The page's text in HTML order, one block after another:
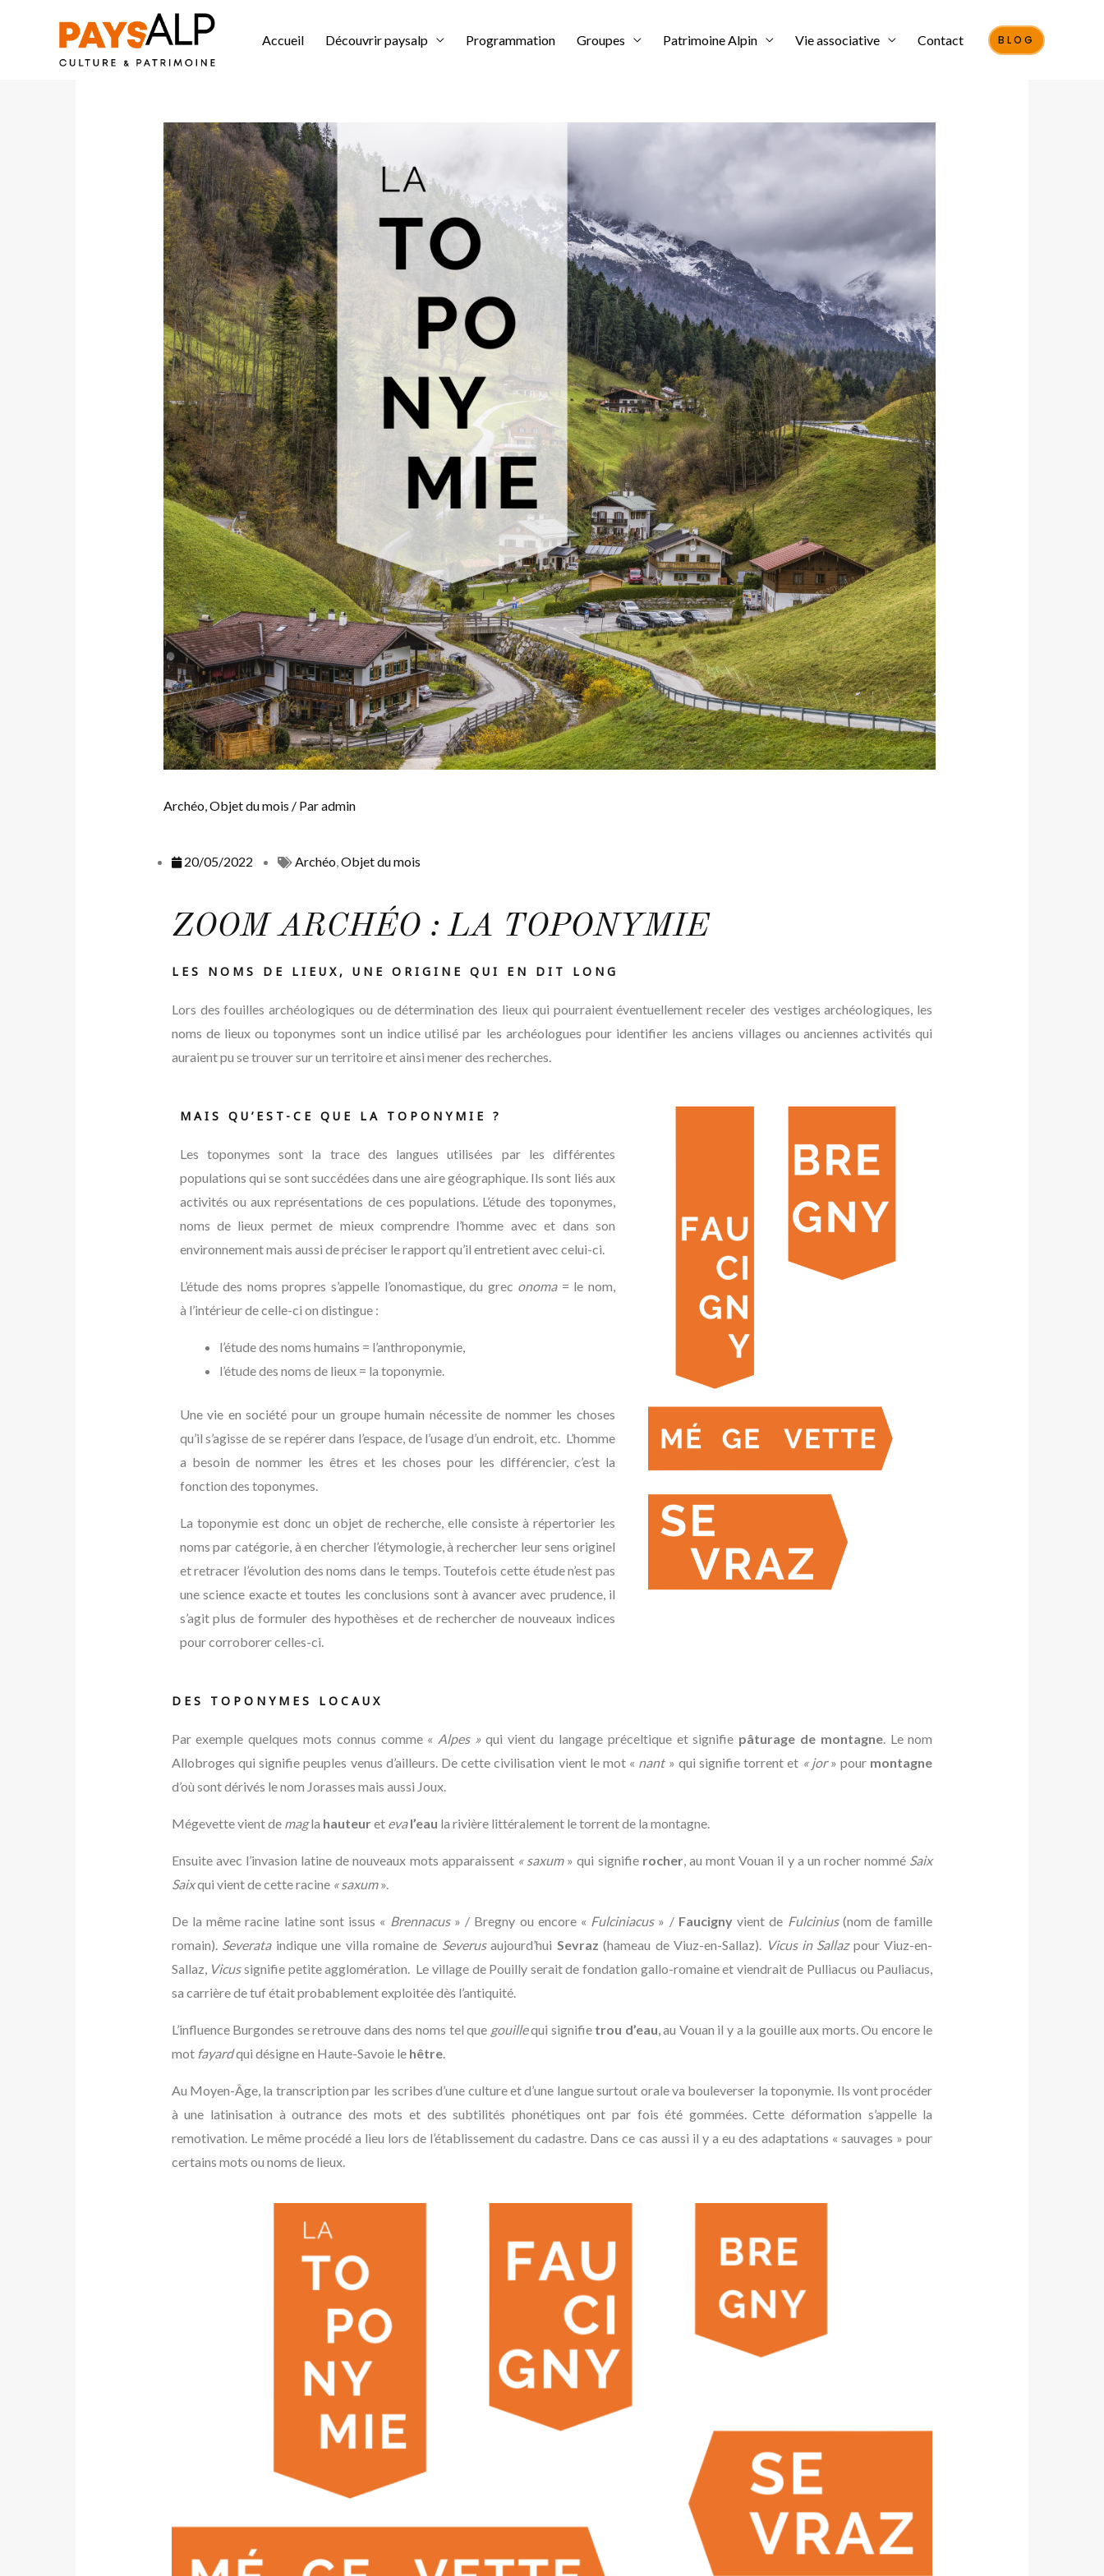
Accueil Découvrir paysalp Programmation Groupes Patrimoine Alpin Vie associative Contact BLOG
Archéo,Objet du mois / Paradmin
20/05/2022 Archéo,Objet du mois
ZOOM ARCHÉO : LA TOPONYMIE
LES NOMS DE LIEUX, UNE ORIGINE QUI EN DIT LONG
Lors des fouilles archéologiques ou de détermination des lieux qui pourraient éventuellement receler des vestiges archéologiques, les
noms de lieux ou toponymes sont un indice utilisé par les archéologues pour identifier les anciens villages ou anciennes activités qui
auraient pu se trouver sur un territoire et ainsi mener des recherches.
MAIS QU’EST-CE QUE LA TOPONYMIE ?
Les toponymes sont la trace des langues utilisées par les différentes
populations qui se sont succédées dans une aire géographique. Ils sont liés aux
activités ou aux représentations de ces populations. L’étude des toponymes,
noms de lieux permet de mieux comprendre l’homme avec et dans son
environnement mais aussi de préciser le rapport qu’il entretient avec celui-ci.
L’étude des noms propres s’appelle l’onomastique, du grec onoma= le nom,
à l’intérieur de celle-ci on distingue :
l’étude des noms humains = l’anthroponymie,
l’étude des noms de lieux = la toponymie.
Une vie en société pour un groupe humain nécessite de nommer les choses
qu’il s’agisse de se repérer dans l’espace, de l’usage d’un endroit, etc. L’homme
a besoin de nommer les êtres et les choses pour les différencier, c’est la
fonction des toponymes.
La toponymie est donc un objet de recherche, elle consiste à répertorier les
noms par catégorie, à en chercher l’étymologie, à rechercher leur sens originel
et retracer l’évolution des noms dans le temps. Toutefois cette étude n’est pas
une science exacte et toutes les conclusions sont à avancer avec prudence, il
s’agit plus de formuler des hypothèses et de rechercher de nouveaux indices
pour corroborer celles-ci.
DES TOPONYMES LOCAUX
Par exemple quelques mots connus comme « Alpes »qui vient du langage préceltique et signifie pâturage de montagne. Le nom
Allobroges qui signifie peuples venus d’ailleurs. De cette civilisation vient le mot « nant» qui signifie torrent et « jor» pour montagne
d’où sont dérivés le nom Jorasses mais aussi Joux.
Mégevette vient de magla hauteuret eva l’eau la rivière littéralement le torrent de la montagne.
Ensuite avec l’invasion latine de nouveaux mots apparaissent « saxum» qui signifierocher, au mont Vouan il y a un rocher nommé Saix
Saixqui vient de cette racine « saxum».
De la même racine latine sont issus « Brennacus» / Bregny ou encore « Fulciniacus» / Faucignyvient de Fulcinius(nom de famille
romain). Severataindique une villa romaine de Severusaujourd’hui Sevraz(hameau de Viuz-en-Sallaz). Vicus in Sallazpour Viuz-en-
Sallaz, Vicussignifie petite agglomération. Le village de Pouilly serait de fondation gallo-romaine et viendrait de Pulliacus ou Pauliacus,
sa carrière de tuf était probablement exploitée dès l’antiquité.
L’influence Burgondes se retrouve dans des noms tel que gouillequi signifie trou d’eau, au Vouan il y a la gouille aux morts. Ou encore le
mot fayardqui désigne en Haute-Savoie le hêtre.
Au Moyen-Âge, la transcription par les scribes d’une culture et d’une langue surtout orale va bouleverser la toponymie. Ils vont procéder
à une latinisation à outrance des mots et des subtilités phonétiques ont par fois été gommées. Cette déformation s’appelle la
remotivation. Le même procédé a lieu lors de l’établissement du cadastre. Dans ce cas aussi il y a eu des adaptations « sauvages » pour
certains mots ou noms de lieux.